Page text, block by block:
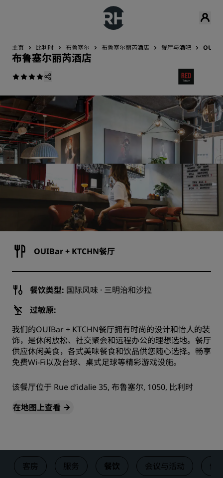
主页 比利时 布鲁塞尔 布鲁塞尔丽芮酒店 餐厅与酒吧
布鲁塞尔丽芮酒店
OUIBar + KTCHN餐厅
餐饮类型: 国际风味 · 三明治和沙拉
过敏原:
我们的OUIBar + KTCHN餐厅拥有时尚的设计和怡人的装
饰，是休闲放松、社交聚会和远程办公的理想选地。餐厅
供应休闲美食，各式美味餐食和饮品供您随心选择。畅享
免费Wi-Fi以及台球、桌式足球等精彩游戏设施。
该餐厅位于 Rue d’idalie 35, 布鲁塞尔, 1050, 比利时
在地图上查看
客房 服务 餐饮 会议与活动 健